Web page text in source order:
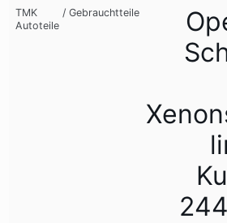
TMK
Autoteile
/ Gebrauchtteile